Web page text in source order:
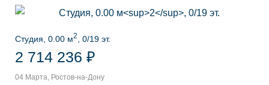
Студия, 0.00 м2 , 0/19 эт.
2 714 236 ₽
04 Марта, Ростов-на-Дону